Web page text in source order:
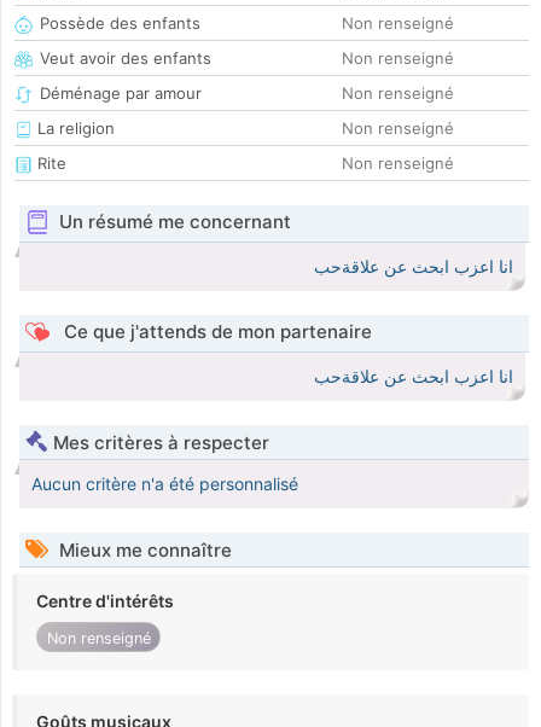
Possède des enfants
Non renseigné
Veut avoir des enfants
Non renseigné
Déménage par amour
Non renseigné
La religion
Non renseigné
Rite
Non renseigné
Un résumé me concernant
انا اعزب ابحث عن علاقةحب
Ce que j'attends de mon partenaire
انا اعزب ابحث عن علاقةحب
Mes critères à respecter
Aucun critère n'a été personnalisé
Mieux me connaître
Centre d'intérêts
Non renseigné
Goûts musicaux